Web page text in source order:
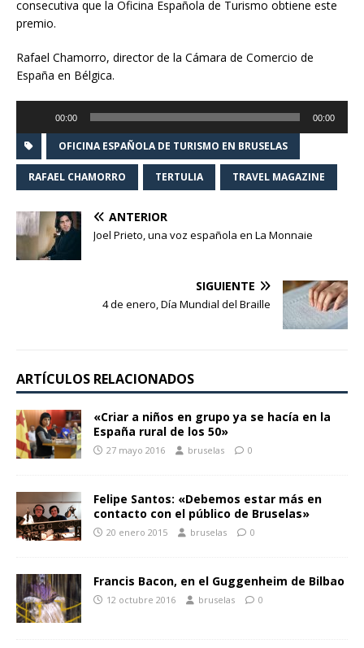
consecutiva que la Oficina Española de Turismo obtiene este
premio.
Rafael Chamorro, director de la Cámara de Comercio de
España en Bélgica.
audio
00:00 00:00
OFICINA ESPAÑOLA DE TURISMO EN BRUSELAS
RAFAEL CHAMORRO TERTULIA TRAVEL MAGAZINE
ANTERIOR
Joel Prieto, una voz española en La Monnaie
SIGUIENTE
4 de enero, Día Mundial del Braille
ARTÍCULOS RELACIONADOS
«Criar a niños en grupo ya se hacía en la
España rural de los 50»
27 mayo 2016 bruselas 0
Felipe Santos: «Debemos estar más en
contacto con el público de Bruselas»
20 enero 2015 bruselas 0
Francis Bacon, en el Guggenheim de Bilbao
12 octubre 2016 bruselas 0